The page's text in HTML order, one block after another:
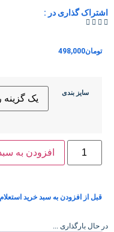
اشتراک گذاری در :
تومان498,000
سایز بندی
افزودن به
قبل از افزودن به سبد خرید استعلام موجودی
در حال بارگذاری ...